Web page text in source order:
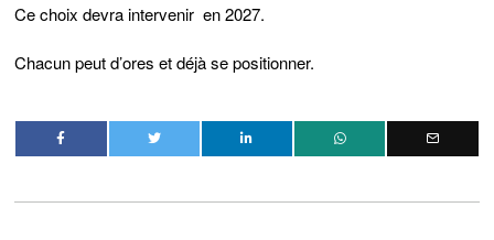
Ce choix devra intervenir en 2027.
Chacun peut d’ores et déjà se positionner.